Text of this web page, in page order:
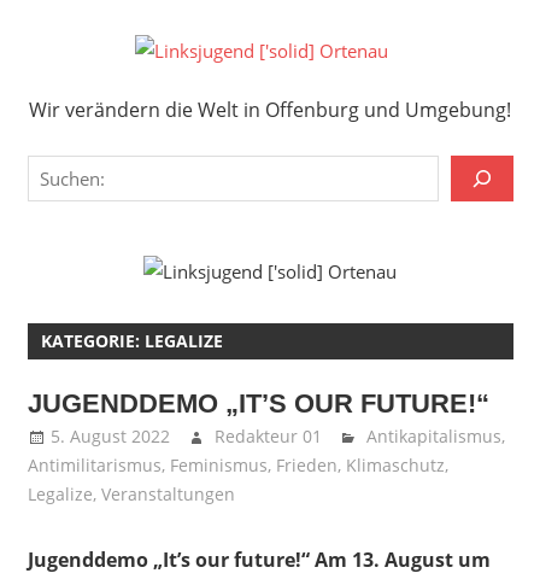
Wir verändern die Welt in Offenburg und Umgebung!
KATEGORIE: LEGALIZE
JUGENDDEMO „IT’S OUR FUTURE!“
5. August 2022 Redakteur 01 Antikapitalismus,
Antimilitarismus, Feminismus, Frieden, Klimaschutz,
Legalize, Veranstaltungen
Jugenddemo „It’s our future!“ Am 13. August um